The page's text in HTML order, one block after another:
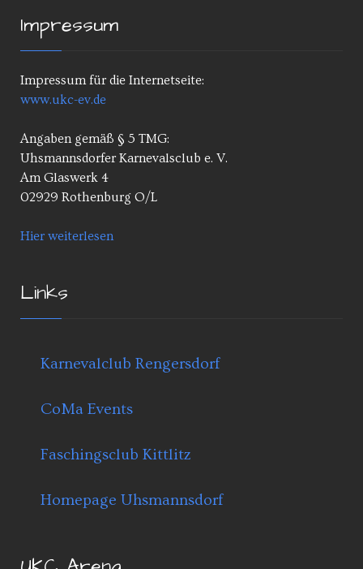
Impressum
Impressum für die Internetseite:
www.ukc-ev.de
Angaben gemäß § 5 TMG:
Uhsmannsdorfer Karnevalsclub e. V.
Am Glaswerk 4
02929 Rothenburg O/L
Hier weiterlesen
Links
Karnevalclub Rengersdorf
CoMa Events
Faschingsclub Kittlitz
Homepage Uhsmannsdorf